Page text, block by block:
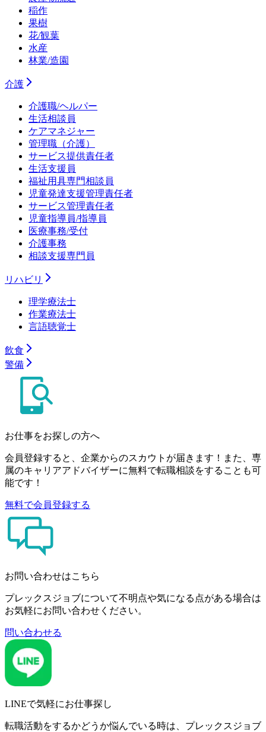
稲作
果樹
花/観葉
水産
林業/造園
介護
介護職/ヘルパー
生活相談員
ケアマネジャー
管理職（介護）
サービス提供責任者
生活支援員
福祉用具専門相談員
児童発達支援管理責任者
サービス管理責任者
児童指導員/指導員
医療事務/受付
介護事務
相談支援専門員
リハビリ
理学療法士
作業療法士
言語聴覚士
飲食
警備
お仕事をお探しの方へ
会員登録すると、企業からのスカウトが届きます！また、専
属のキャリアアドバイザーに無料で転職相談をすることも可
能です！
無料で会員登録する
お問い合わせはこちら
プレックスジョブについて不明点や気になる点がある場合は
お気軽にお問い合わせください。
問い合わせる
LINEで気軽にお仕事探し
転職活動をするかどうか悩んでいる時は、プレックスジョブ